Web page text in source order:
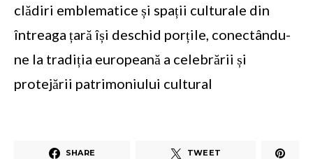
clădiri emblematice și spații culturale din
întreaga țară își deschid porțile, conectându-
ne la tradiția europeană a celebrării și
protejării patrimoniului cultural
SHARE TWEET